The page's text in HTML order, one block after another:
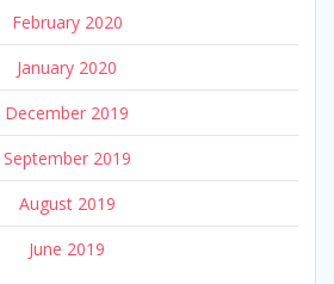
February 2020
January 2020
December 2019
September 2019
August 2019
June 2019